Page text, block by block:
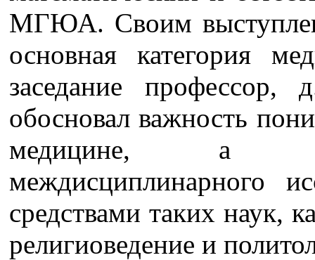
МГЮА. Своим
основная категория
заседание
обосновал важность
медицине, а
междисциплинарного
средствами таких наук,
религиоведение и